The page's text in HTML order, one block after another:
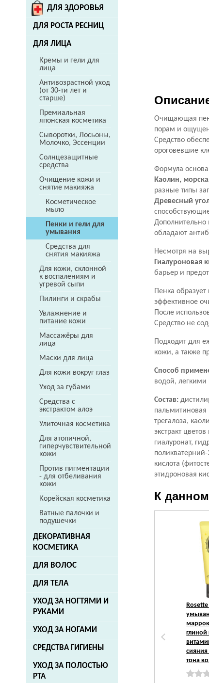
ДЛЯ ЗДОРОВЬЯ
ДЛЯ РОСТА РЕСНИЦ
ДЛЯ ЛИЦА
Кремы и гели для
лица
Антивозрастной уход
(от 30-ти лет и
старше)
Премиальная
японская косметика
Сыворотки, Лосьоны,
Молочко, Эссенции
Солнцезащитные
средства
Очищение кожи и
снятие макияжа
Косметическое
мыло
Пенки и гели для
умывания
Средства для
снятия макияжа
Для кожи, склонной
к воспалениям и
угревой сыпи
Пилинги и скрабы
Увлажнение и
питание кожи
Массажёры для
лица
Маски для лица
Для кожи вокруг глаз
Уход за губами
Средства с
экстрактом алоэ
Улиточная косметика
Для атопичной,
гиперчувствительной
кожи
Против пигментации
- для отбеливания
кожи
Корейская косметика
Ватные палочки и
подушечки
ДЕКОРАТИВНАЯ
КОСМЕТИКА
ДЛЯ ВОЛОС
ДЛЯ ТЕЛА
УХОД ЗА НОГТЯМИ И
РУКАМИ
УХОД ЗА НОГАМИ
СРЕДСТВА ГИГИЕНЫ
УХОД ЗА ПОЛОСТЬЮ
РТА
Очищающая
порам и
Средство
ороговевшие
Формула
Каолин,
разные типы
Древесный
Дополнительно
обладают
Несмотря на
Гиалуроновая
барьер и
Пенка
эффективное
После
Средство не
Подходит для
кожи, а также
Способ
водой,
Состав:
пальмитиновая
трегалоза,
экстракт
гиалуронат,
кислота
этидроновая
К
Rosette
глиной
сияния
тона